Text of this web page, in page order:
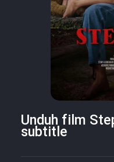
Unduh film
subtitle